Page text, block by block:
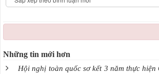
Những tin mới hơn
Hội nghị toàn quốc sơ kết 3 năm thực hiện